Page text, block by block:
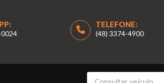
TELEFONE:
(48) 3374-4900